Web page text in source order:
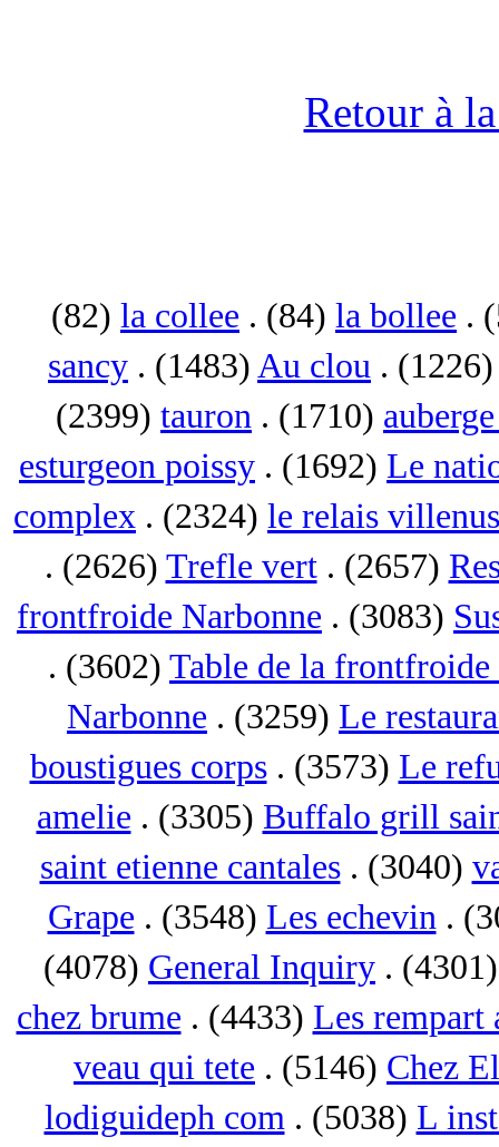
Retour à
(82) la collee . (84) la bollee .
sancy . (1483) Au clou .
(2399) tauron . (1710)
esturgeon poissy . (1692) Le
complex . (2324) le relais villenus
. (2626) Trefle vert. (2657)
frontfroide Narbonne . (3083)
. (3602) Table de la frontfroide
Narbonne . (3259) Le
boustigues corps. (3573) Le
amelie . (3305) Buffalo grill
saint etienne cantales. (3040)
Grape . (3548) Les echevin.
(4078) General Inquiry .
chez brume . (4433) Les rempart
veau qui tete . (5146) Chez
lodiguideph com. (5038) L